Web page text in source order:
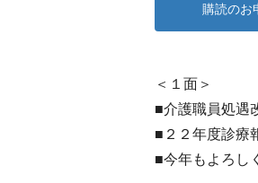
購読のお
＜１面＞
■介護職員処遇
■２２年度診療
■今年もよろし